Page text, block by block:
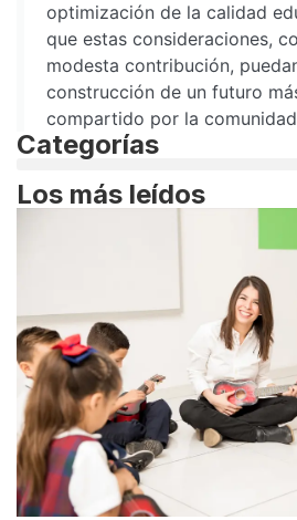
optimización de la calidad
que estas consideraciones,
modesta contribución,
construcción de un futuro
compartido por la
Categorías
Los más leídos